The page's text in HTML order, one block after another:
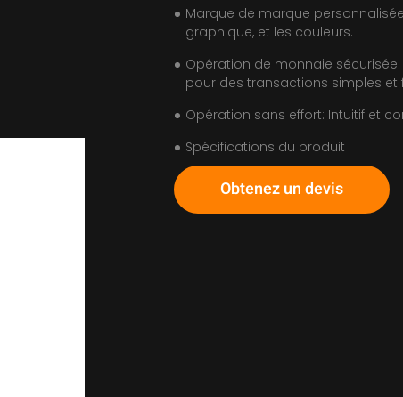
Marque de marque
graphique, et les couleurs.
Opération de monnaie
pour des transactions simples et
Opération sans effort: Intuitif et
Spécifications du produit
Obtenez un devis